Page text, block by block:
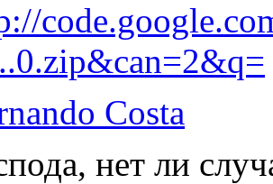
Costa
нет ли